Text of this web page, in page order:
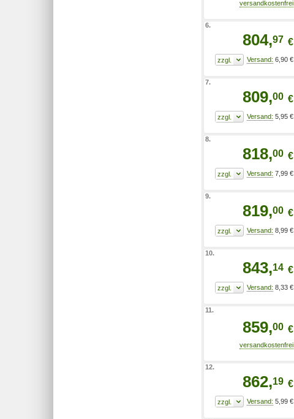
6.
804,97 €
6,90 €
7.
809,00 €
5,95 €
8.
818,00 €
7,99 €
9.
819,00 €
8,99 €
10.
843,14 €
8,33 €
11.
859,00 €
12.
862,19 €
5,99 €